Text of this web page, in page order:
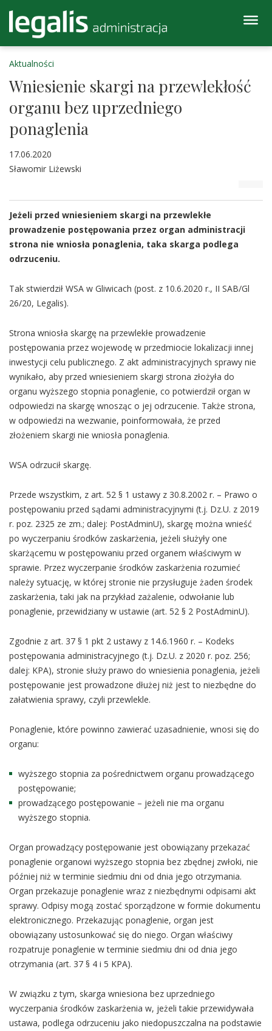
Aktualności
Wniesienie skargi na przewlekłość
organu bez uprzedniego
ponaglenia
17.06.2020
Sławomir Liżewski
Jeżeli przed wniesieniem skargi na przewlekłe
prowadzenie postępowania przez organ administracji
strona nie wniosła ponaglenia, taka skarga podlega
odrzuceniu.
Tak stwierdził WSA w Gliwicach (post. z 10.6.2020 r., II SAB/Gl
26/20, Legalis).
Strona wniosła skargę na przewlekłe prowadzenie
postępowania przez wojewodę w przedmiocie lokalizacji innej
inwestycji celu publicznego. Z akt administracyjnych sprawy nie
wynikało, aby przed wniesieniem skargi strona złożyła do
organu wyższego stopnia ponaglenie, co potwierdził organ w
odpowiedzi na skargę wnosząc o jej odrzucenie. Także strona,
w odpowiedzi na wezwanie, poinformowała, że przed
złożeniem skargi nie wniosła ponaglenia.
WSA odrzucił skargę.
Przede wszystkim, z art. 52 § 1 ustawy z 30.8.2002 r. – Prawo o
postępowaniu przed sądami administracyjnymi (t.j. Dz.U. z 2019
r. poz. 2325 ze zm.; dalej: PostAdminU), skargę można wnieść
po wyczerpaniu środków zaskarżenia, jeżeli służyły one
skarżącemu w postępowaniu przed organem właściwym w
sprawie. Przez wyczerpanie środków zaskarżenia rozumieć
należy sytuację, w której stronie nie przysługuje żaden środek
zaskarżenia, taki jak na przykład zażalenie, odwołanie lub
ponaglenie, przewidziany w ustawie (art. 52 § 2 PostAdminU).
Zgodnie z art. 37 § 1 pkt 2 ustawy z 14.6.1960 r. – Kodeks
postępowania administracyjnego (t.j. Dz.U. z 2020 r. poz. 256;
dalej: KPA), stronie służy prawo do wniesienia ponaglenia, jeżeli
postępowanie jest prowadzone dłużej niż jest to niezbędne do
załatwienia sprawy, czyli przewlekle.
Ponaglenie, które powinno zawierać uzasadnienie, wnosi się do
organu:
wyższego stopnia za pośrednictwem organu prowadzącego
postępowanie;
prowadzącego postępowanie – jeżeli nie ma organu
wyższego stopnia.
Organ prowadzący postępowanie jest obowiązany przekazać
ponaglenie organowi wyższego stopnia bez zbędnej zwłoki, nie
później niż w terminie siedmiu dni od dnia jego otrzymania.
Organ przekazuje ponaglenie wraz z niezbędnymi odpisami akt
sprawy. Odpisy mogą zostać sporządzone w formie dokumentu
elektronicznego. Przekazując ponaglenie, organ jest
obowiązany ustosunkować się do niego. Organ właściwy
rozpatruje ponaglenie w terminie siedmiu dni od dnia jego
otrzymania (art. 37 § 4 i 5 KPA).
W związku z tym, skarga wniesiona bez uprzedniego
wyczerpania środków zaskarżenia w, jeżeli takie przewidywała
ustawa, podlega odrzuceniu jako niedopuszczalna na podstawie